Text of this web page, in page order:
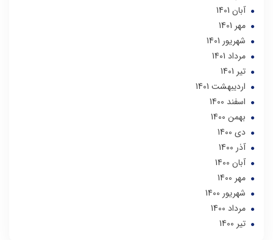
آبان 1401
مهر 1401
شهریور 1401
مرداد 1401
تير 1401
ارديبهشت 1401
اسفند 1400
بهمن 1400
دی 1400
آذر 1400
آبان 1400
مهر 1400
شهریور 1400
مرداد 1400
تير 1400